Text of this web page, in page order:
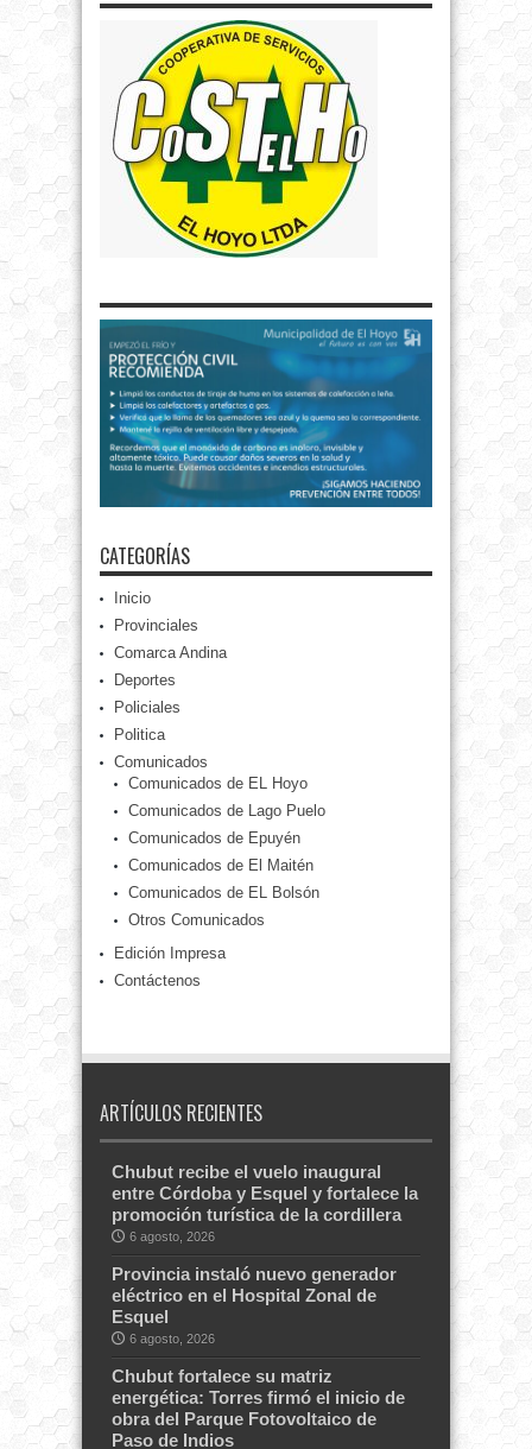
CATEGORÍAS
Inicio
Provinciales
Comarca Andina
Deportes
Policiales
Politica
Comunicados
Comunicados de EL Hoyo
Comunicados de Lago Puelo
Comunicados de Epuyén
Comunicados de El Maitén
Comunicados de EL Bolsón
Otros Comunicados
Edición Impresa
Contáctenos
ARTÍCULOS RECIENTES
Chubut recibe el vuelo inaugural
entre Córdoba y Esquel y fortalece la
promoción turística de la cordillera
6 agosto, 2026
Provincia instaló nuevo generador
eléctrico en el Hospital Zonal de
Esquel
6 agosto, 2026
Chubut fortalece su matriz
energética: Torres firmó el inicio de
obra del Parque Fotovoltaico de
Paso de Indios